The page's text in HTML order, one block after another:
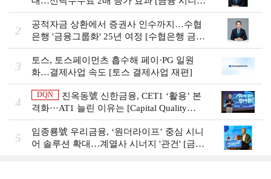
비즈니스 돋보기]
2
공적자금 상환에서 증권사 인수까지…수협
은행 '금융그룹화' 25년 여정 [수협은행 금융
그룹의 꿈①]
3
토스, 토스페이먼츠 흡수해 페이·PG 일원
화…결제사업 속도 [토스 결제사업 재편]
4
DQN
진옥동號 신한금융, CET1 ‘활용’ 본
격화···AT1 늘린 이유는 [Capital Quality
Review]
5
임종룡號 우리금융, ‘원더라이프’ 중심 시니
어 솔루션 확대…계열사 시너지 '관건' [금융